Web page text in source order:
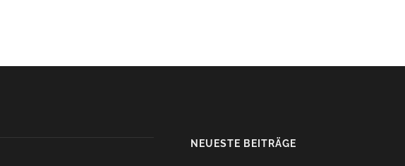
NEUESTE BEITRÄGE